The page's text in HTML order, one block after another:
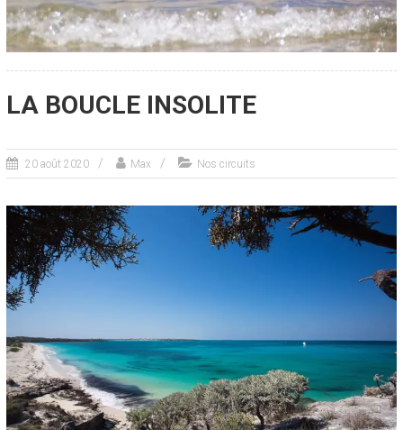
LA BOUCLE INSOLITE
20 août 2020 Max Nos circuits